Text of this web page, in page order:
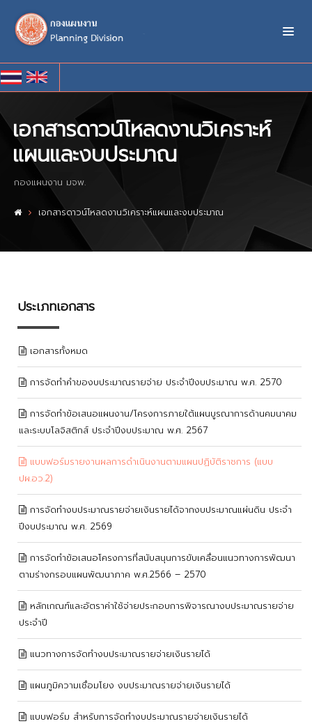
เอกสารดาวน์โหลดงานวิเคราะห์
แผนและงบประมาณ
กองแผนงาน มจพ.
เอกสารดาวน์โหลดงานวิเคราะห์แผนและงบประมาณ
ประเภทเอกสาร
เอกสารทั้งหมด
การจัดทำคำของบประมาณรายจ่าย ประจำปีงบประมาณ พ.ศ. 2570
การจัดทำข้อเสนอแผนงาน/โครงการภายใต้แผนบูรณาการด้านคมนาคม
และระบบโลจิสติกส์ ประจำปีงบประมาณ พ.ศ. 2567
แบบฟอร์มรายงานผลการดำเนินงานตามแผนปฏิบัติราชการ (แบบ
ปผ.อว.2)
การจัดทำงบประมาณรายจ่ายเงินรายได้จากงบประมาณแผ่นดิน ประจำ
ปีงบประมาณ พ.ศ. 2569
การจัดทำข้อเสนอโครงการที่สนับสนุนการขับเคลื่อนแนวทางการพัฒนา
ตามร่างกรอบแผนพัฒนาภาค พ.ศ.2566 – 2570
หลักเกณฑ์และอัตราค่าใช้จ่ายประกอบการพิจารณางบประมาณรายจ่าย
ประจำปี
แนวทางการจัดทำงบประมาณรายจ่ายเงินรายได้
แผนภูมิความเชื่อมโยง งบประมาณรายจ่ายเงินรายได้
แบบฟอร์ม สำหรับการจัดทำงบประมาณรายจ่ายเงินรายได้